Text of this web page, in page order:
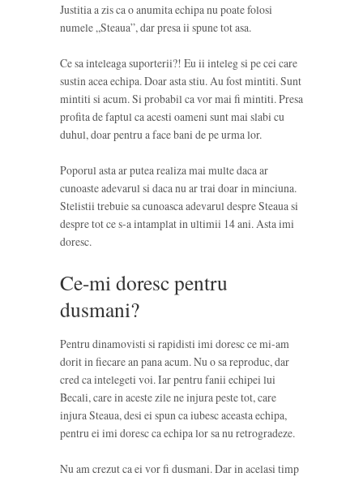
Justitia a zis ca o anumita echipa nu poate folosi
numele „Steaua”, dar presa ii spune tot asa.
Ce sa inteleaga suporterii?! Eu ii inteleg si pe cei care
sustin acea echipa. Doar asta stiu. Au fost mintiti. Sunt
mintiti si acum. Si probabil ca vor mai fi mintiti. Presa
profita de faptul ca acesti oameni sunt mai slabi cu
duhul, doar pentru a face bani de pe urma lor.
Poporul asta ar putea realiza mai multe daca ar
cunoaste adevarul si daca nu ar trai doar in minciuna.
Stelistii trebuie sa cunoasca adevarul despre Steaua si
despre tot ce s-a intamplat in ultimii 14 ani. Asta imi
doresc.
Ce-mi doresc pentru
dusmani?
Pentru dinamovisti si rapidisti imi doresc ce mi-am
dorit in fiecare an pana acum. Nu o sa reproduc, dar
cred ca intelegeti voi. Iar pentru fanii echipei lui
Becali, care in aceste zile ne injura peste tot, care
injura Steaua, desi ei spun ca iubesc aceasta echipa,
pentru ei imi doresc ca echipa lor sa nu retrogradeze.
Nu am crezut ca ei vor fi dusmani. Dar in acelasi timp